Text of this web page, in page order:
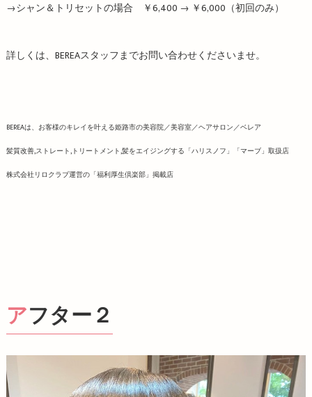
→シャン＆トリセットの場合 ￥6,400 → ￥6,000（初回のみ）
詳しくは、BEREAスタッフまでお問い合わせくださいませ。
BEREAは、お客様のキレイを叶える姫路市の美容院／美容室／ヘアサロン／ベレア
髪質改善,ストレート,トリートメント,髪をエイジングする「ハリスノフ」「マーブ」取扱店
株式会社リロクラブ運営の「福利厚生倶楽部」掲載店
アフター２